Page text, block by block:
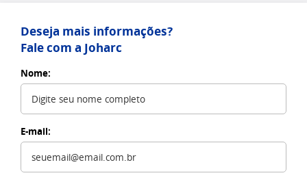
Deseja mais informações?
Fale com a Joharc
Nome:
E-mail: